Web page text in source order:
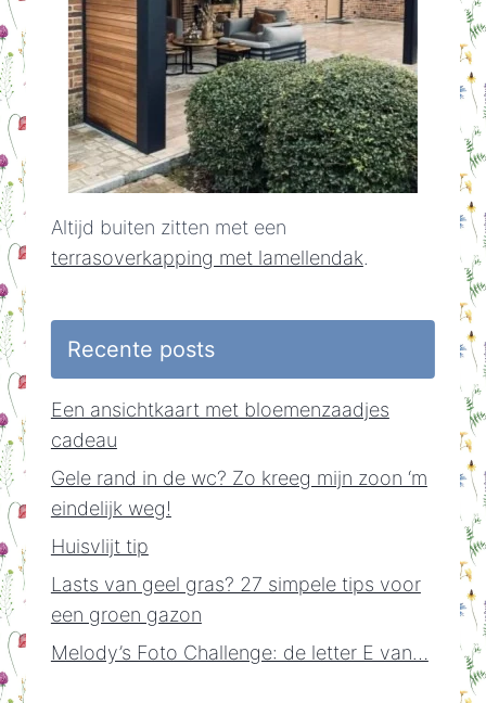
Altijd buiten zitten met een
terrasoverkapping met lamellendak.
Recente posts
Een ansichtkaart met bloemenzaadjes
cadeau
Gele rand in de wc? Zo kreeg mijn zoon ‘m
eindelijk weg!
Huisvlijt tip
Lasts van geel gras? 27 simpele tips voor
een groen gazon
Melody’s Foto Challenge: de letter E van…